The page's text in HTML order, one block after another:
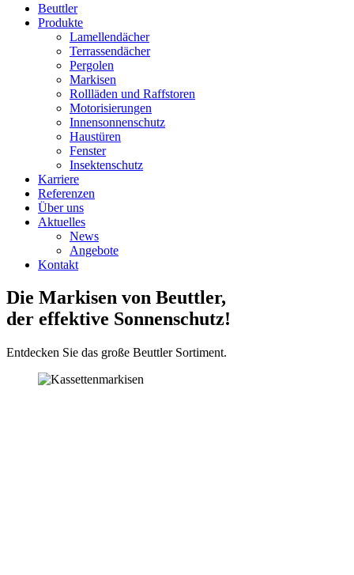
Beuttler
Produkte
Lamellendächer
Terrassendächer
Pergolen
Markisen
Rollläden und Raffstoren
Motorisierungen
Innensonnenschutz
Haustüren
Fenster
Insektenschutz
Karriere
Referenzen
Über uns
Aktuelles
News
Angebote
Kontakt
Die Markisen von Beuttler,
der effektive Sonnenschutz!
Entdecken Sie das große Beuttler Sortiment.